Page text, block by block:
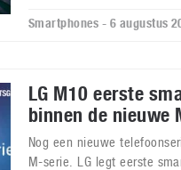
Smartphones - 6 augustus
LG M10 eerste
binnen de nieuwe
Nog een nieuwe
M-serie. LG legt eerste